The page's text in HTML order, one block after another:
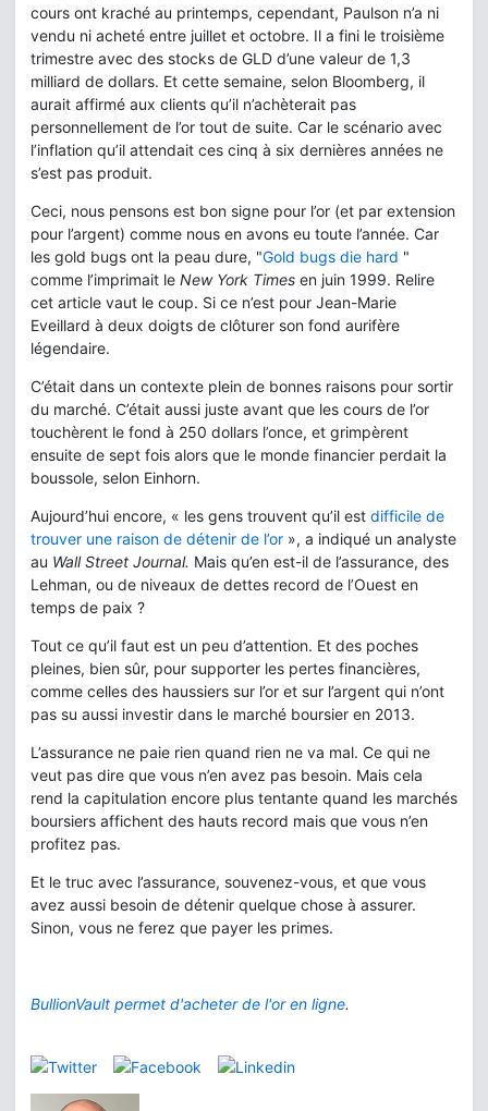
cours ont kraché au printemps, cependant, Paulson n’a ni
vendu ni acheté entre juillet et octobre. Il a fini le troisième
trimestre avec des stocks de GLD d’une valeur de 1,3
milliard de dollars. Et cette semaine, selon Bloomberg, il
aurait affirmé aux clients qu’il n’achèterait pas
personnellement de l’or tout de suite. Car le scénario avec
l’inflation qu’il attendait ces cinq à six dernières années ne
s’est pas produit.
Ceci, nous pensons est bon signe pour l’or (et par extension
pour l’argent) comme nous en avons eu toute l’année. Car
les gold bugs ont la peau dure, "Gold bugs die hard "
comme l’imprimait le New York Times en juin 1999. Relire
cet article vaut le coup. Si ce n’est pour Jean-Marie
Eveillard à deux doigts de clôturer son fond aurifère
légendaire.
C’était dans un contexte plein de bonnes raisons pour sortir
du marché. C’était aussi juste avant que les cours de l’or
touchèrent le fond à 250 dollars l’once, et grimpèrent
ensuite de sept fois alors que le monde financier perdait la
boussole, selon Einhorn.
Aujourd’hui encore, « les gens trouvent qu’il est difficile de
trouver une raison de détenir de l’or », a indiqué un analyste
au Wall Street Journal. Mais qu’en est-il de l’assurance, des
Lehman, ou de niveaux de dettes record de l’Ouest en
temps de paix ?
Tout ce qu’il faut est un peu d’attention. Et des poches
pleines, bien sûr, pour supporter les pertes financières,
comme celles des haussiers sur l’or et sur l’argent qui n’ont
pas su aussi investir dans le marché boursier en 2013.
L’assurance ne paie rien quand rien ne va mal. Ce qui ne
veut pas dire que vous n’en avez pas besoin. Mais cela
rend la capitulation encore plus tentante quand les marchés
boursiers affichent des hauts record mais que vous n’en
profitez pas.
Et le truc avec l’assurance, souvenez-vous, et que vous
avez aussi besoin de détenir quelque chose à assurer.
Sinon, vous ne ferez que payer les primes.
BullionVault permet d'acheter de l'or en ligne.